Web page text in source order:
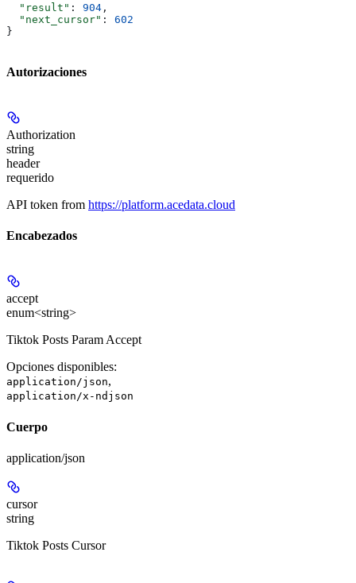
  "result"
: 904 ,
  "next_cursor"
: 602
}
Autorizaciones
Authorization
string
header
requerido
API token from https://platform.acedata.cloud
Encabezados
accept
enum<string>
Tiktok Posts Param Accept
Opciones disponibles:
application/json,
application/x-ndjson
Cuerpo
application/json
cursor
string
Tiktok Posts Cursor